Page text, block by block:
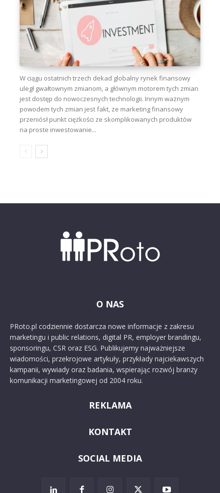
W ciągu ostatnich trzech dekad globalny rynek finansowy
uległ gwałtownym zmianom, a głównym motorem tych zmian
jest dostęp do nowoczesnych technologii. Innym ważnym
powodem tych zmian jest fakt, że marketing finansowy
przeniósł punkt ciężkości ze skomplikowanych produktów
na proste inwestowanie...
O NAS
PRoto.pl codziennie dostarcza nowe informacje z zakresu
marketingu i public relations, digital PR, employer brandingu,
sponsoringu, CSR oraz ESG. Publikujemy najważniejsze
wiadomości, przekrojowe artykuły, przykłady najciekawszych
kampanii, wywiady oraz badania, wspierając rozwój branży
komunikacji marketingowej od 2004 roku.
REKLAMA
KONTAKT
SOCIAL MEDIA